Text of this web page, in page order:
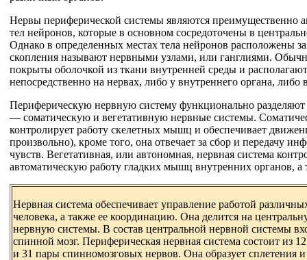
Нервы периферической системы являются преимущественно
тел нейронов, которые в основном сосредоточены в
Однако в определенных местах тела нейронов расположены
скопления называют нервными узлами, или ганглиями.
покрыты оболочкой из ткани внутренней среды и
непосредственно на нервах, либо у внутреннего органа, либо
Периферическую нервную систему функционально разделяют
— соматическую и вегетативную нервные системы.
контролирует работу скелетных мышц и обеспечивает
произвольно), кроме того, она отвечает за сбор и передачу
чувств. Вегетативная, или автономная, нервная система
автоматическую работу гладких мышц внутренних органов, а
Нервная система обеспечивает управление работой
человека, а также ее координацию. Она делится на
нервную системы. В состав центральной нервной системы
спинной мозг. Периферическая нервная система состоит из
и 31 пары спинномозговых нервов. Она образует сплетения